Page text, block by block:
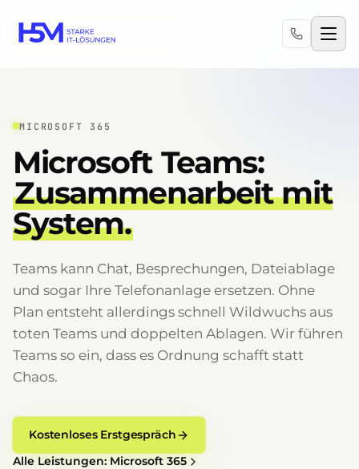
MICROSOFT 365
Microsoft Teams:
Zusammenarbeit mit
System.
Teams kann Chat, Besprechungen, Dateiablage
und sogar Ihre Telefonanlage ersetzen. Ohne
Plan entsteht allerdings schnell Wildwuchs aus
toten Teams und doppelten Ablagen. Wir führen
Teams so ein, dass es Ordnung schafft statt
Chaos.
Kostenloses Erstgespräch
Alle Leistungen: Microsoft 365